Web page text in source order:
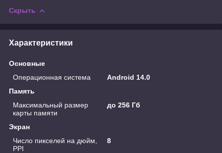
Скрыть
Характеристики
Основные
Операционная система
Android 14.0
Память
Максимальный размер
карты памяти
до 256 Гб
Экран
Число пикселей на дюйм,
PPI
8